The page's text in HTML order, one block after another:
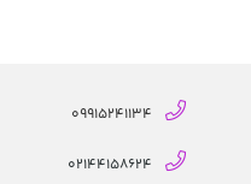
09915241134
02144158624